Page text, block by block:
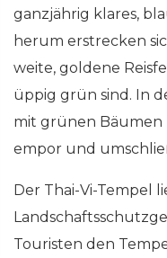
ganzjährig klares,
herum erstrecken
weite, goldene
üppig grün sind. In
mit grünen Bäumen
empor und
Der Thai-Vi-Tempel
Touristen den